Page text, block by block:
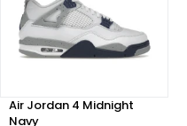
Air Jordan 4 Midnight
Navy